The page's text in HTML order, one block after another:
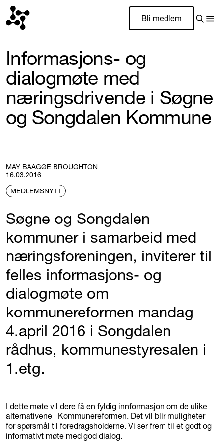
Bli medlem
Informasjons- og
dialogmøte med
næringsdrivende i Søgne
og Songdalen Kommune
MAY BAAGØE BROUGHTON
16.03.2016
MEDLEMSNYTT
Søgne og Songdalen
kommuner i samarbeid med
næringsforeningen, inviterer til
felles informasjons- og
dialogmøte om
kommunereformen mandag
4.april 2016 i Songdalen
rådhus, kommunestyresalen i
1.etg.
I dette møte vil dere få en fyldig innformasjon om de ulike
alternativene i Kommunereformen. Det vil blir muligheter
for spørsmål til foredragsholderne. Vi ser frem til et godt og
informativt møte med god dialog.